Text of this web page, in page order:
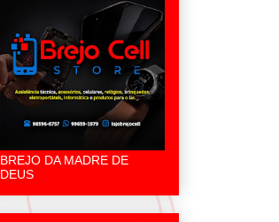
BREJO DA MADRE DE
DEUS